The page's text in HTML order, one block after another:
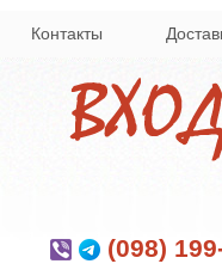
Контакты
(098)